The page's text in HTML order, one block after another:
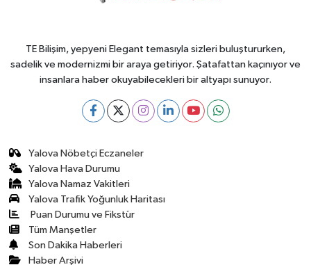
TE Bilişim, yepyeni Elegant temasıyla sizleri buluştururken,
sadelik ve modernizmi bir araya getiriyor. Şatafattan kaçınıyor ve
insanlara haber okuyabilecekleri bir altyapı sunuyor.
Yalova Nöbetçi Eczaneler
Yalova Hava Durumu
Yalova Namaz Vakitleri
Yalova Trafik Yoğunluk Haritası
Puan Durumu ve Fikstür
Tüm Manşetler
Son Dakika Haberleri
Haber Arşivi